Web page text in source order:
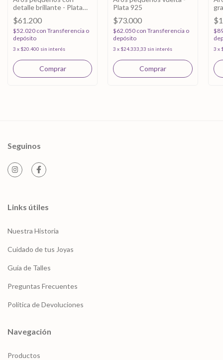
detalle brillante - Plata
925
$61.200
$52.020 con Transferencia o
depósito
3 x $20.400 sin interés
Plata 925
$73.000
$62.050 con Transferencia o
depósito
3 x $24.333,33 sin interés 3 x
Seguinos
Links útiles
Nuestra Historia
Cuidado de tus Joyas
Guía de Talles
Preguntas Frecuentes
Política de Devoluciones
Navegación
Productos